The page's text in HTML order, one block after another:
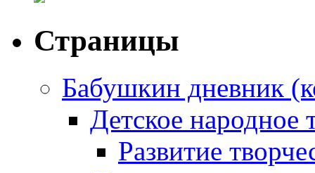
Страницы
Бабушкин дневник
Детское народное
Развитие